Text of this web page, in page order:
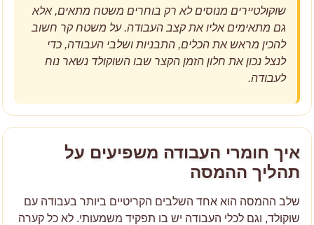
שוקולטיירים מנוסים לא רק בוחרים משטח מתאים, אלא
גם מתאימים אליו את קצב העבודה. על משטח קר חשוב
להכין מראש את הכלים, התבניות ושלבי העבודה, כדי
לנצל נכון את חלון הזמן הקצר שבו השוקולד נשאר נוח
לעבודה.
איך חומרי העבודה משפיעים על
תהליך ההמסה
שלב ההמסה הוא אחד השלבים הקריטיים ביותר בעבודה עם
שוקולד, וגם לכלי העבודה יש בו תפקיד משמעותי. לא כל קערה